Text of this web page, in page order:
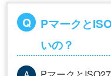
Pマークと
いの？